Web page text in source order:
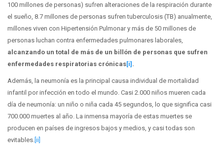
100 millones de personas) sufren alteraciones de la respiración durante
el sueño, 8.7 millones de personas sufren tuberculosis (TB) anualmente,
millones viven con Hipertensión Pulmonar y más de 50 millones de
personas luchan contra enfermedades pulmonares laborales,
alcanzando un total de más de un billón de personas que sufren
enfermedades respiratorias crónicas[i].
Además, la neumonía es la principal causa individual de mortalidad
infantil por infección en todo el mundo. Casi 2.000 niños mueren cada
día de neumonía: un niño o niña cada 45 segundos, lo que significa casi
700.000 muertes al año. La inmensa mayoría de estas muertes se
producen en países de ingresos bajos y medios, y casi todas son
evitables. [ii]